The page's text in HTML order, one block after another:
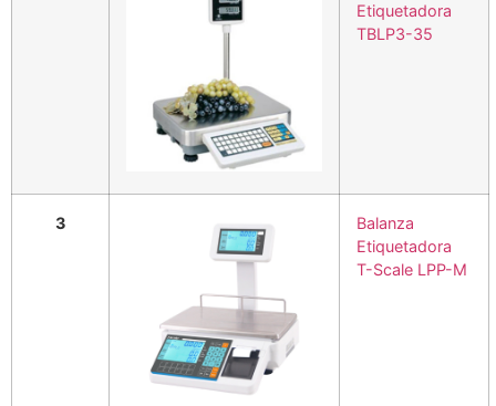
Etiquetadora
TBLP3-35
3
Balanza
Etiquetadora
T-Scale LPP-M